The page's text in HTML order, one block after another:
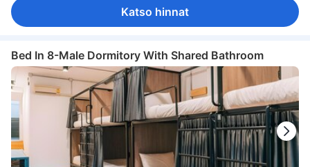
Katso hinnat
Bed In 8-Male Dormitory With Shared Bathroom